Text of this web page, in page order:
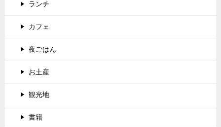
ランチ
カフェ
夜ごはん
お土産
観光地
書籍